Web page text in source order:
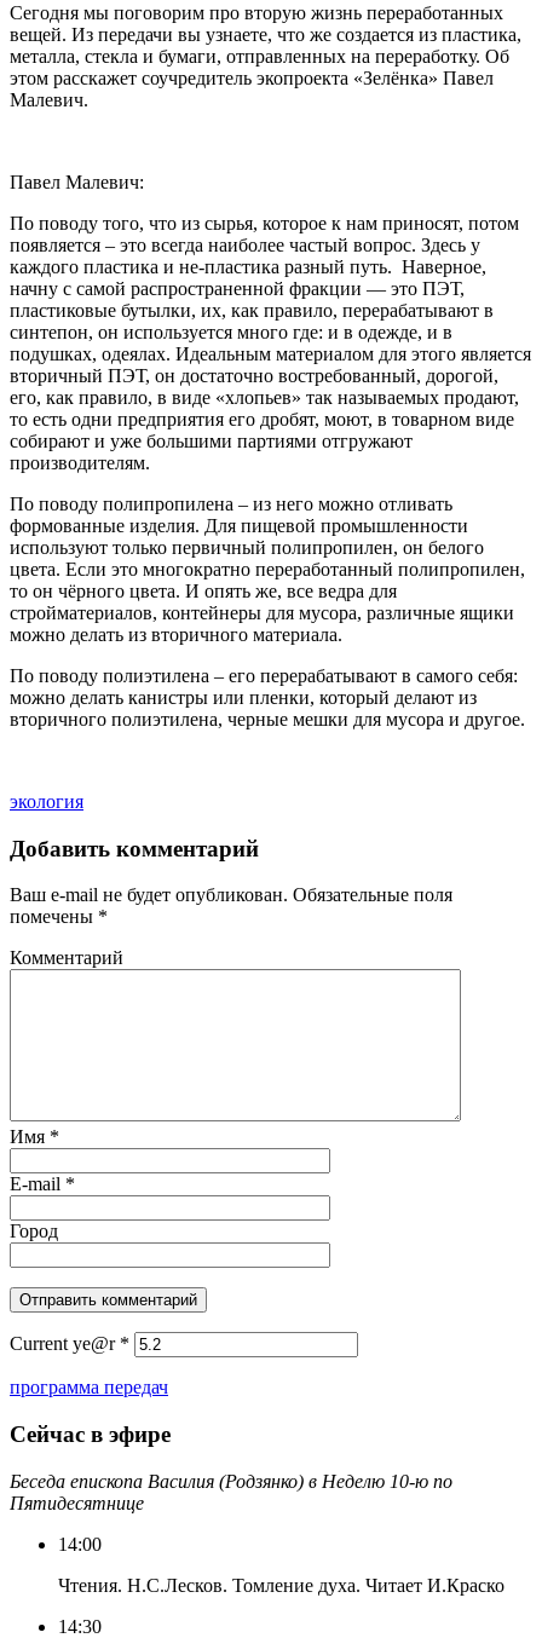
Сегодня мы поговорим про вторую жизнь переработанных
вещей. Из передачи вы узнаете, что же создается из пластика,
металла, стекла и бумаги, отправленных на переработку. Об
этом расскажет соучредитель экопроекта «Зелёнка» Павел
Малевич.
Павел Малевич:
По поводу того, что из сырья, которое к нам приносят, потом
появляется – это всегда наиболее частый вопрос. Здесь у
каждого пластика и не-пластика разный путь. Наверное,
начну с самой распространенной фракции — это ПЭТ,
пластиковые бутылки, их, как правило, перерабатывают в
синтепон, он используется много где: и в одежде, и в
подушках, одеялах. Идеальным материалом для этого является
вторичный ПЭТ, он достаточно востребованный, дорогой,
его, как правило, в виде «хлопьев» так называемых продают,
то есть одни предприятия его дробят, моют, в товарном виде
собирают и уже большими партиями отгружают
производителям.
По поводу полипропилена – из него можно отливать
формованные изделия. Для пищевой промышленности
используют только первичный полипропилен, он белого
цвета. Если это многократно переработанный полипропилен,
то он чёрного цвета. И опять же, все ведра для
стройматериалов, контейнеры для мусора, различные ящики
можно делать из вторичного материала.
По поводу полиэтилена – его перерабатывают в самого себя:
можно делать канистры или пленки, который делают из
вторичного полиэтилена, черные мешки для мусора и другое.
экология
Добавить комментарий
Ваш e-mail не будет опубликован. Обязательные поля
помечены *
Комментарий
Имя *
E-mail *
Город
Current ye@r *
программа передач
Сейчас в эфире
Беседа епископа Василия (Родзянко) в Неделю 10-ю по
Пятидесятнице
14:00
Чтения. Н.С.Лесков. Томление духа. Читает И.Краско
14:30